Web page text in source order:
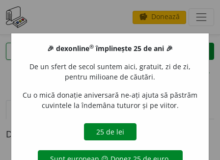
savings Donează
clear
opțiuni
definiții (1) pronunțievolume_up (50)
Definiția cu ID-ul 481403:
🎉 dexonline® împlinește 25 de ani 🎉
De un sfert de secol suntem aici, gratuit, zi de zi,
pentru milioane de căutări.
Cu o mică donație aniversară ne-ați ajuta să păstrăm
cuvintele la îndemâna tuturor și pe viitor.